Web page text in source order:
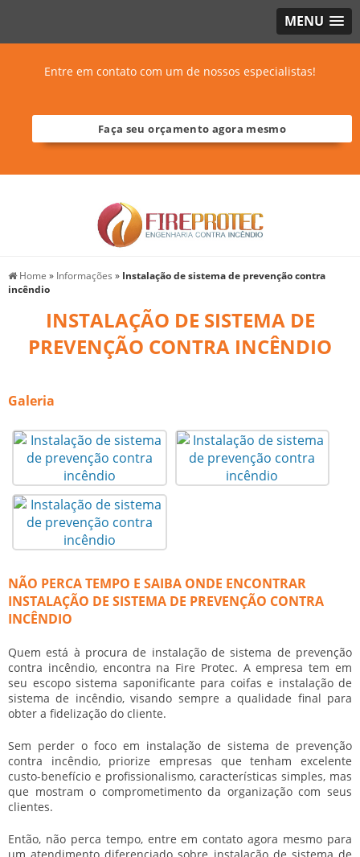
MENU
Entre em contato com um de nossos especialistas!
Faça seu orçamento agora mesmo
Home » Informações » Instalação de sistema de prevenção contra
incêndio
INSTALAÇÃO DE SISTEMA DE
PREVENÇÃO CONTRA INCÊNDIO
Galeria
NÃO PERCA TEMPO E SAIBA ONDE ENCONTRAR
INSTALAÇÃO DE SISTEMA DE PREVENÇÃO CONTRA
INCÊNDIO
Quem está à procura de instalação de sistema de prevenção
contra incêndio, encontra na Fire Protec. A empresa tem em
seu escopo sistema saponificante para coifas e instalação de
sistema de incêndio, visando sempre a qualidade final para
obter a fidelização do cliente.
Sem perder o foco em instalação de sistema de prevenção
contra incêndio, priorize empresas que tenham excelente
custo-benefício e profissionalismo, características simples, mas
que mostram o comprometimento da organização com seus
clientes.
Então, não perca tempo, entre em contato agora mesmo para